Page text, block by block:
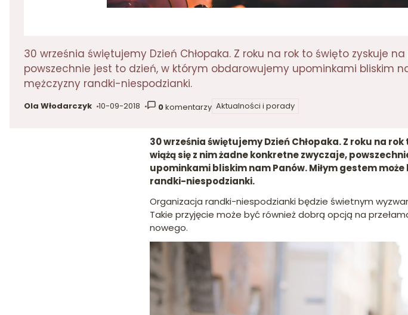
30 września świętujemy Dzień Chłopaka. Z roku na rok to święto zyskuje
powszechnie jest to dzień, w którym obdarowujemy upominkami bliskim
mężczyzny randki-niespodzianki.
autor:
Ola Włodarczyk dodano:
10-09-2018 0komentarzyw kategorii
Aktualności i porady
30 września świętujemy Dzień Chłopaka. Z roku na
wiążą się z nim żadne konkretne zwyczaje,
upominkami bliskim nam Panów. Miłym gestem
randki-niespodzianki.
Organizacja randki-niespodzianki będzie świetnym
Takie przyjęcie może być również dobrą opcją na
nowego.